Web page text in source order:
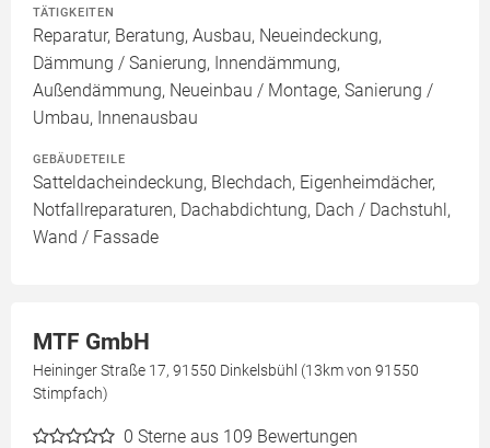
TÄTIGKEITEN
Reparatur, Beratung, Ausbau, Neueindeckung,
Dämmung / Sanierung, Innendämmung,
Außendämmung, Neueinbau / Montage, Sanierung /
Umbau, Innenausbau
GEBÄUDETEILE
Satteldacheindeckung, Blechdach, Eigenheimdächer,
Notfallreparaturen, Dachabdichtung, Dach / Dachstuhl,
Wand / Fassade
MTF GmbH
Heininger Straße 17, 91550 Dinkelsbühl (13km von 91550
Stimpfach)
0 Sterne aus 109 Bewertungen